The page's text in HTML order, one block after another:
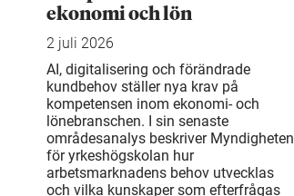
ekonomi och lön
2 juli 2026
AI, digitalisering och förändrade
kundbehov ställer nya krav på
kompetensen inom ekonomi- och
lönebranschen. I sin senaste
områdesanalys beskriver Myndigheten
för yrkeshögskolan hur
arbetsmarknadens behov utvecklas
och vilka kunskaper som efterfrågas